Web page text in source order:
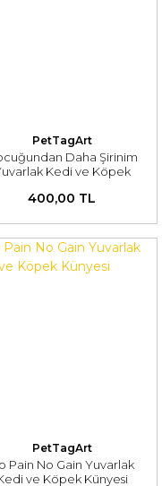
PetTagArt
Daha Şirinim
Kedi ve Köpek
400,00 TL
PetTagArt
Pain No Gain Yuvarlak
ve Köpek Künyesi